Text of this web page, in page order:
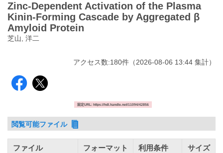
Zinc-Dependent Activation of the Plasma
Kinin-Forming Cascade by Aggregated β
Amyloid Protein
芝山, 洋二
アクセス数:180件 （2026-08-06 13:44 集計）
固定URL: https://hdl.handle.net/11094/42856
閲覧可能ファイル
ファイル フォーマット 利用条件 サイズ